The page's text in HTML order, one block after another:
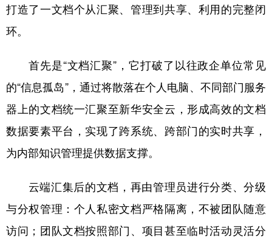
打造了一文档个从汇聚、管理到共享、利用的完整闭
环。
首先是“文档汇聚”，它打破了以往政企单位常见
的“信息孤岛”，通过将散落在个人电脑、不同部门服务
器上的文档统一汇聚至新华安全云，形成高效的文档
数据要素平台，实现了跨系统、跨部门的实时共享，
为内部知识管理提供数据支撑。
云端汇集后的文档，再由管理员进行分类、分级
与分权管理：个人私密文档严格隔离，不被团队随意
访问；团队文档按照部门、项目甚至临时活动灵活分